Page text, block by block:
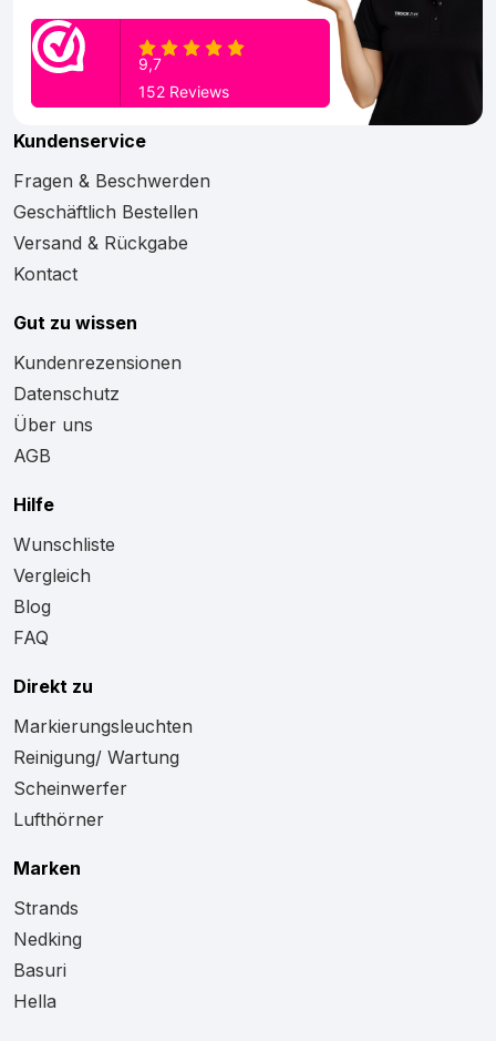
Kundenservice
Fragen & Beschwerden
Geschäftlich Bestellen
Versand & Rückgabe
Kontact
Gut zu wissen
Kundenrezensionen
Datenschutz
Über uns
AGB
Hilfe
Wunschliste
Vergleich
Blog
FAQ
Direkt zu
Markierungsleuchten
Reinigung/ Wartung
Scheinwerfer
Lufthörner
Marken
Strands
Nedking
Basuri
Hella